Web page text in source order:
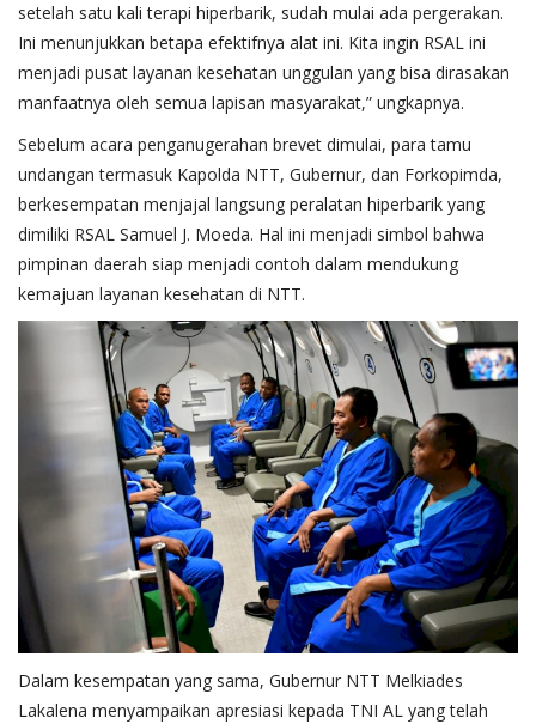
setelah satu kali terapi hiperbarik, sudah mulai ada pergerakan.
Ini menunjukkan betapa efektifnya alat ini. Kita ingin RSAL ini
menjadi pusat layanan kesehatan unggulan yang bisa dirasakan
manfaatnya oleh semua lapisan masyarakat,” ungkapnya.
Sebelum acara penganugerahan brevet dimulai, para tamu
undangan termasuk Kapolda NTT, Gubernur, dan Forkopimda,
berkesempatan menjajal langsung peralatan hiperbarik yang
dimiliki RSAL Samuel J. Moeda. Hal ini menjadi simbol bahwa
pimpinan daerah siap menjadi contoh dalam mendukung
kemajuan layanan kesehatan di NTT.
Dalam kesempatan yang sama, Gubernur NTT Melkiades
Lakalena menyampaikan apresiasi kepada TNI AL yang telah